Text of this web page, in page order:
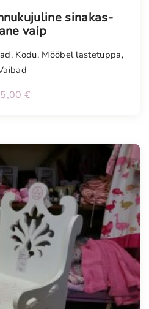
sinakas-
vaip
, Kodu, Mööbel lastetuppa,
€